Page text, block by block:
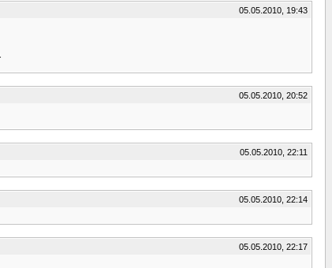
05.05.2010, 19:43
05.05.2010, 20:52
05.05.2010, 22:11
05.05.2010, 22:14
05.05.2010, 22:17